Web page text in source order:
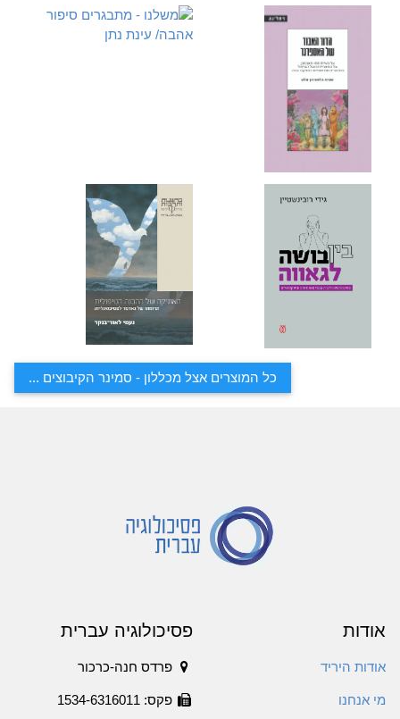
כל המוצרים אצל מכללון - סמינר הקיבוצים ...
אודות
אודות היריד
מי אנחנו
פסיכולוגיה עברית
פרדס חנה-כרכור
פקס: 1534-6316011